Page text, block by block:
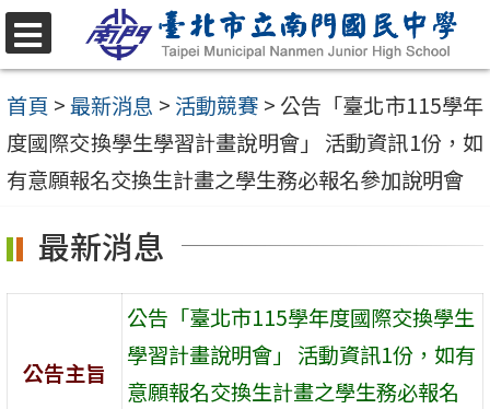
跳
至
主
要
內
區
選
單
首頁 >最新消息 > 活動競賽 > 公告「臺北市115學年
度國際交換學生學習計畫說明會」 活動資訊1份，如
有意願報名交換生計畫之學生務必報名參加說明會
最新消息
公告主旨
公告「臺北市115學年度國際交換學生
學習計畫說明會」 活動資訊1份，如有
意願報名交換生計畫之學生務必報名